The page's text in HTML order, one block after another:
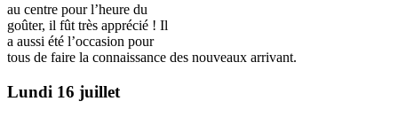
au centre pour l’heure du
goûter, il fût très apprécié ! Il
a aussi été l’occasion pour
tous de faire la connaissance des nouveaux arrivant.
Lundi 16 juillet